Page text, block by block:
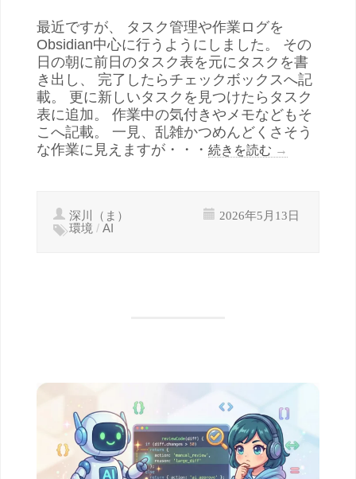
最近ですが、 タスク管理や作業ログを
Obsidian中心に行うようにしました。 その
日の朝に前日のタスク表を元にタスクを書
き出し、 完了したらチェックボックスへ記
載。 更に新しいタスクを見つけたらタスク
表に追加。 作業中の気付きやメモなどもそ
こへ記載。 一見、乱雑かつめんどくさそう
な作業に見えますが・・・ 続きを読む →
深川（ま） 2026年5月13日
環境 / AI